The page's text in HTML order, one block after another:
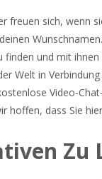
freuen sich, wenn
finden und mit
Welt in
Video-
hoffen, dass Sie
Zu